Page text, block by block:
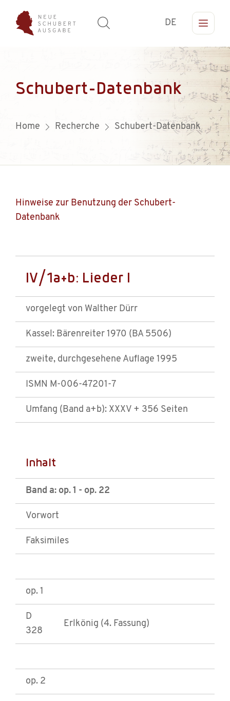
DE
Schubert-Datenbank
Home Recherche Schubert-Datenbank
Hinweise zur Benutzung der Schubert-
Datenbank
IV/1a+b: Lieder I
vorgelegt von Walther Dürr
Kassel: Bärenreiter 1970 (BA 5506)
zweite, durchgesehene Auflage 1995
ISMN M-006-47201-7
Umfang (Band a+b): XXXV + 356 Seiten
Inhalt
Band a: op. 1 - op. 22
Vorwort
Faksimiles
op. 1
D
328
Erlkönig (4. Fassung)
op. 2